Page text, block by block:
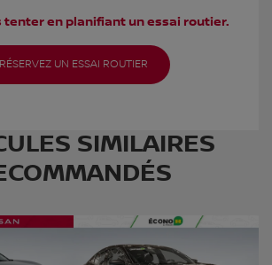
tenter en planifiant un essai routier.
RÉSERVEZ UN ESSAI ROUTIER
SIMILAIRES